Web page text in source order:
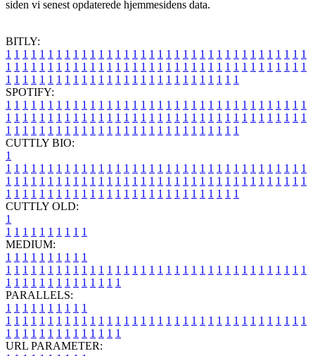
siden vi senest opdaterede hjemmesidens data.
BITLY:
1 1 1 1 1 1 1 1 1 1 1 1 1 1 1 1 1 1 1 1 1 1 1 1 1 1 1 1 1 1 1 1 1 1 1 1
1 1 1 1 1 1 1 1 1 1 1 1 1 1 1 1 1 1 1 1 1 1 1 1 1 1 1 1 1 1 1 1 1 1 1 1
1 1 1 1 1 1 1 1 1 1 1 1 1 1 1 1 1 1 1 1 1 1 1 1 1 1 1 1
SPOTIFY:
1 1 1 1 1 1 1 1 1 1 1 1 1 1 1 1 1 1 1 1 1 1 1 1 1 1 1 1 1 1 1 1 1 1 1 1
1 1 1 1 1 1 1 1 1 1 1 1 1 1 1 1 1 1 1 1 1 1 1 1 1 1 1 1 1 1 1 1 1 1 1 1
1 1 1 1 1 1 1 1 1 1 1 1 1 1 1 1 1 1 1 1 1 1 1 1 1 1 1 1
CUTTLY BIO:
1
1 1 1 1 1 1 1 1 1 1 1 1 1 1 1 1 1 1 1 1 1 1 1 1 1 1 1 1 1 1 1 1 1 1 1 1
1 1 1 1 1 1 1 1 1 1 1 1 1 1 1 1 1 1 1 1 1 1 1 1 1 1 1 1 1 1 1 1 1 1 1 1
1 1 1 1 1 1 1 1 1 1 1 1 1 1 1 1 1 1 1 1 1 1 1 1 1 1 1 1
CUTTLY OLD:
1
1 1 1 1 1 1 1 1 1 1
MEDIUM:
1 1 1 1 1 1 1 1 1 1
1 1 1 1 1 1 1 1 1 1 1 1 1 1 1 1 1 1 1 1 1 1 1 1 1 1 1 1 1 1 1 1 1 1 1 1
1 1 1 1 1 1 1 1 1 1 1 1 1 1
PARALLELS:
1 1 1 1 1 1 1 1 1 1
1 1 1 1 1 1 1 1 1 1 1 1 1 1 1 1 1 1 1 1 1 1 1 1 1 1 1 1 1 1 1 1 1 1 1 1
1 1 1 1 1 1 1 1 1 1 1 1 1 1
URL PARAMETER: